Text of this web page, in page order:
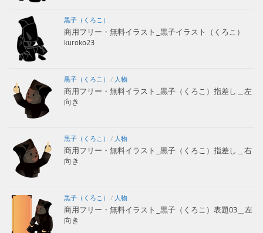
黒子（くろこ）
商用フリー・無料イラスト_黒子イラスト（くろこ）
kuroko23
黒子（くろこ） / 人物
商用フリー・無料イラスト_黒子（くろこ）指差し＿左
向き
黒子（くろこ） / 人物
商用フリー・無料イラスト_黒子（くろこ）指差し＿右
向き
黒子（くろこ） / 人物
商用フリー・無料イラスト_黒子（くろこ）表題03＿左
向き